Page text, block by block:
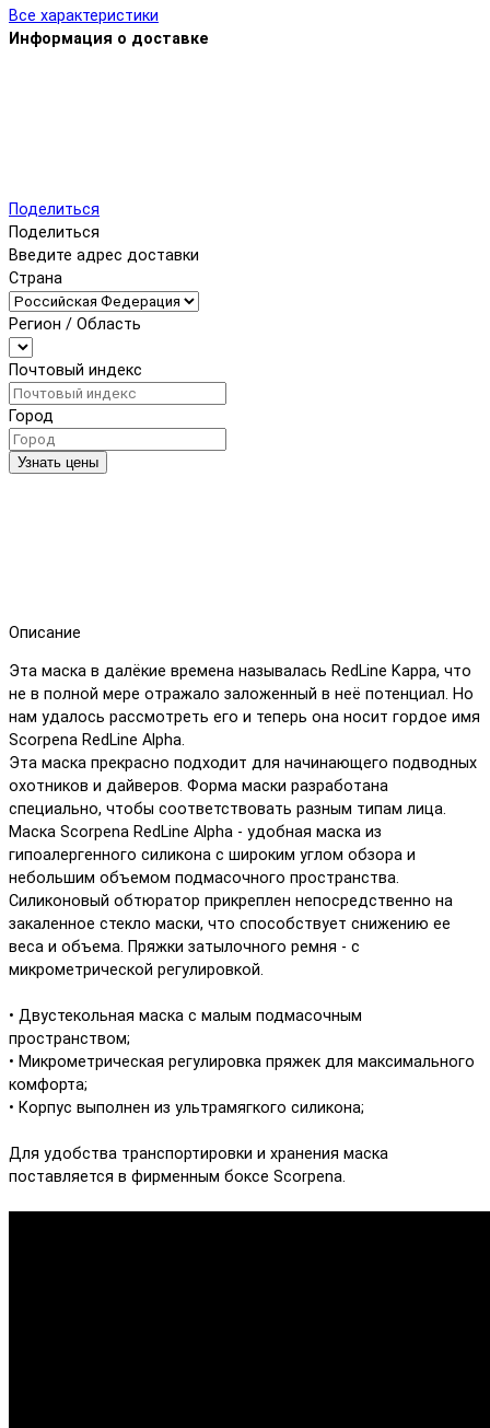
Все характеристики
Информация о доставке
Поделиться
Поделиться
Введите адрес доставки
Страна
Регион / Область
Почтовый индекс
Город
Узнать цены
Описание
Эта маска в далёкие времена называлась RedLine Kappa, что
не в полной мере отражало заложенный в неё потенциал. Но
нам удалось рассмотреть его и теперь она носит гордое имя
Scorpena RedLine Alpha.
Эта маска прекрасно подходит для начинающего подводных
охотников и дайверов. Форма маски разработана
специально, чтобы соответствовать разным типам лица.
Маска Scorpena RedLine Alpha - удобная маска из
гипоалергенного силикона с широким углом обзора и
небольшим объемом подмасочного пространства.
Силиконовый обтюратор прикреплен непосредственно на
закаленное стекло маски, что способствует снижению ее
веса и объема. Пряжки затылочного ремня - с
микрометрической регулировкой.
• Двустекольная маска с малым подмасочным
пространством;
• Микрометрическая регулировка пряжек для максимального
комфорта;
• Корпус выполнен из ультрамягкого силикона;
Для удобства транспортировки и хранения маска
поставляется в фирменным боксе Scorpena.